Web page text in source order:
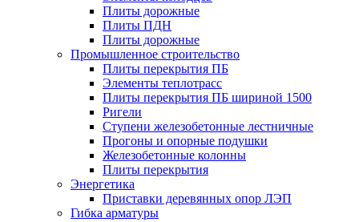
Плиты дорожные
Плиты ПДН
Плиты дорожные
Промышленное строительство
Плиты перекрытия ПБ
Элементы теплотрасс
Плиты перекрытия ПБ шириной 1500
Ригели
Ступени железобетонные лестничные
Прогоны и опорные подушки
Железобетонные колонны
Плиты перекрытия
Энергетика
Приставки деревянных опор ЛЭП
Гибка арматуры